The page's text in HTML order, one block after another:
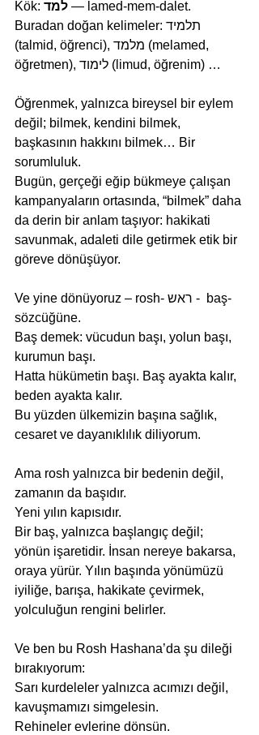
Kök: למד — lamed-mem-dalet.
Buradan doğan kelimeler: תלמיד
(talmid, öğrenci), מלמד (melamed,
öğretmen), לימוד (limud, öğrenim) …
Öğrenmek, yalnızca bireysel bir eylem
değil; bilmek, kendini bilmek,
başkasının hakkını bilmek… Bir
sorumluluk.
Bugün, gerçeği eğip bükmeye çalışan
kampanyaların ortasında, “bilmek” daha
da derin bir anlam taşıyor: hakikati
savunmak, adaleti dile getirmek etik bir
göreve dönüşüyor.
Ve yine dönüyoruz – rosh- ראש -  baş-
sözcüğüne.
Baş demek: vücudun başı, yolun başı,
kurumun başı.
Hatta hükümetin başı. Baş ayakta kalır,
beden ayakta kalır.
Bu yüzden ülkemizin başına sağlık,
cesaret ve dayanıklılık diliyorum.
Ama rosh yalnızca bir bedenin değil,
zamanın da başıdır.
Yeni yılın kapısıdır.
Bir baş, yalnızca başlangıç değil;
yönün işaretidir. İnsan nereye bakarsa,
oraya yürür. Yılın başında yönümüzü
iyiliğe, barışa, hakikate çevirmek,
yolculuğun rengini belirler.
Ve ben bu Rosh Hashana’da şu dileği
bırakıyorum:
Sarı kurdeleler yalnızca acımızı değil,
kavuşmamızı simgelesin.
Rehineler evlerine dönsün.